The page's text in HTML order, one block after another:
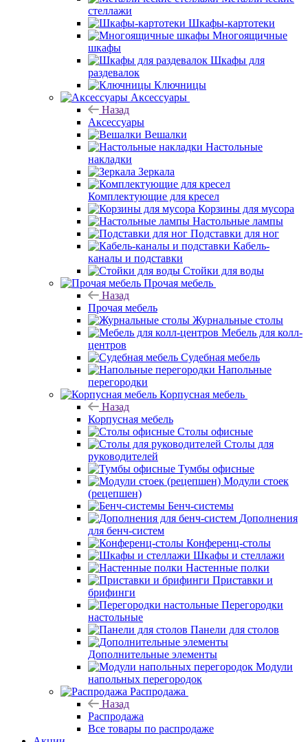
стеллажи
Шкафы-картотеки
Многоящичные
шкафы
Шкафы для
раздевалок
Ключницы
Аксессуары
Назад
Аксессуары
Вешалки
Настольные
накладки
Зеркала
Комплектующие для кресел
Корзины для мусора
Настольные лампы
Подставки для ног
Кабель-
каналы и подставки
Стойки для воды
Прочая мебель
Назад
Прочая мебель
Журнальные столы
Мебель для колл-
центров
Судебная мебель
Напольные
перегородки
Корпусная мебель
Назад
Корпусная мебель
Столы офисные
Столы для
руководителей
Тумбы офисные
Модули стоек
(рецепшен)
Бенч-системы
Дополнения
для бенч-систем
Конференц-столы
Шкафы и стеллажи
Настенные полки
Приставки и
брифинги
Перегородки
настольные
Панели для столов
Дополнительные элементы
Модули
напольных перегородок
Распродажа
Назад
Распродажа
Все товары по распродаже